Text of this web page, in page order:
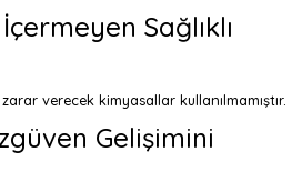
Sağlıklı
verecek kimyasallar kullanılmamıştır.
Gelişimini